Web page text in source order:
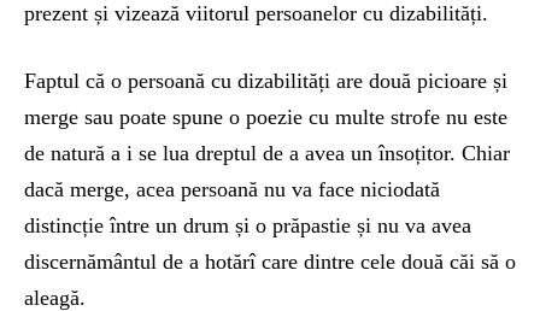
prezent și vizează viitorul persoanelor cu dizabilități.
Faptul că o persoană cu dizabilități are două picioare și
merge sau poate spune o poezie cu multe strofe nu este
de natură a i se lua dreptul de a avea un însoțitor. Chiar
dacă merge, acea persoană nu va face niciodată
distincție între un drum și o prăpastie și nu va avea
discernământul de a hotărî care dintre cele două căi să o
aleagă.